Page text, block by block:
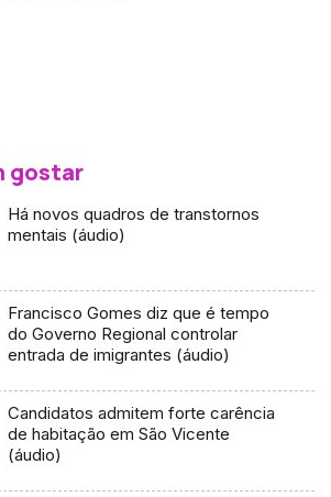
gostar
Há novos quadros de transtornos
mentais (áudio)
Francisco Gomes diz que é tempo
do Governo Regional controlar
entrada de imigrantes (áudio)
Candidatos admitem forte carência
de habitação em São Vicente
(áudio)